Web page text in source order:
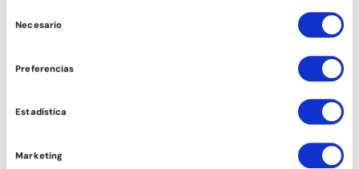
de
Necesario
Preferencias
Estadística
Marketing